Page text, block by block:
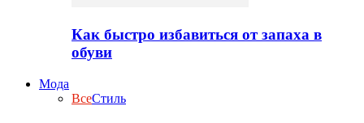
Как быстро избавиться от запаха в
обуви
Мода
ВсеСтиль